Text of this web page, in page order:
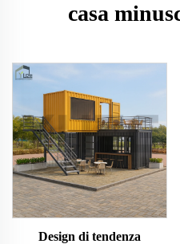
casa
Design di tendenza